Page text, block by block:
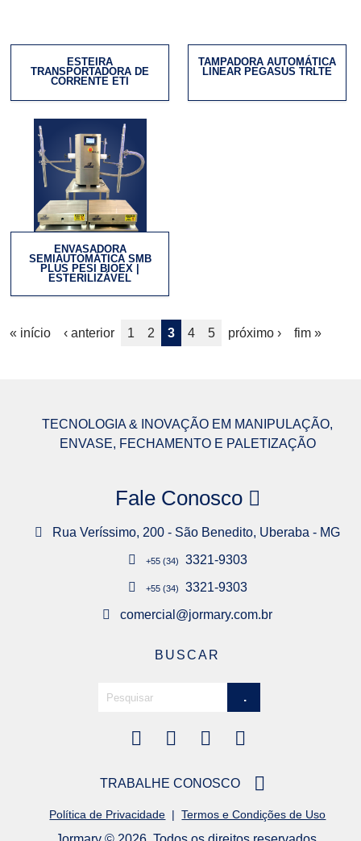
ESTEIRA
TRANSPORTADORA DE
CORRENTE ETI
TAMPADORA AUTOMÁTICA
LINEAR PEGASUS TRLTE
ENVASADORA
SEMIAUTOMÁTICA SMB
PLUS PESI BIOEX |
ESTERILIZÁVEL
P
« início ‹ anterior 1 2 3 4 5 próximo › fim »
TECNOLOGIA & INOVAÇÃO EM MANIPULAÇÃO,
ENVASE, FECHAMENTO E PALETIZAÇÃO
Fale Conosco
Rua Veríssimo, 200 - São Benedito, Uberaba - MG
+55 (34) 3321-9303
+55 (34)
3321-9303
comercial@jormary.com.br
BUSCAR
TRABALHE CONOSCO
Política de Privacidade |Termos e Condições de Uso